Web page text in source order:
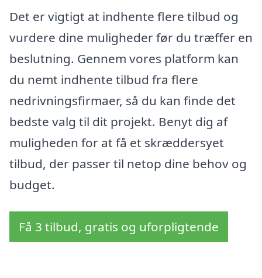
Det er vigtigt at indhente flere tilbud og
vurdere dine muligheder før du træffer en
beslutning. Gennem vores platform kan
du nemt indhente tilbud fra flere
nedrivningsfirmaer, så du kan finde det
bedste valg til dit projekt. Benyt dig af
muligheden for at få et skræddersyet
tilbud, der passer til netop dine behov og
budget.
Få 3 tilbud, gratis og uforpligtende